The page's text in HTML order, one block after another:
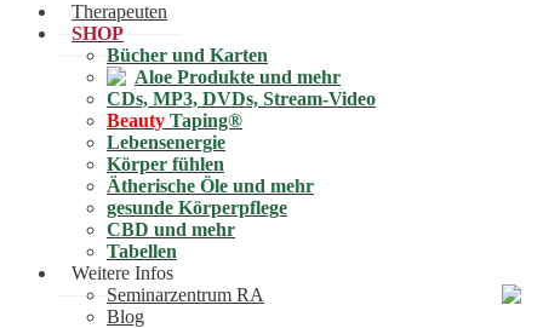
Therapeuten
SHOP
Bücher und Karten
Aloe Produkte und mehr
CDs, MP3, DVDs, Stream-Video
Beauty Taping®
Lebensenergie
Körper fühlen
Ätherische Öle und mehr
gesunde Körperpflege
CBD und mehr
Tabellen
Weitere Infos
Seminarzentrum RA
Blog